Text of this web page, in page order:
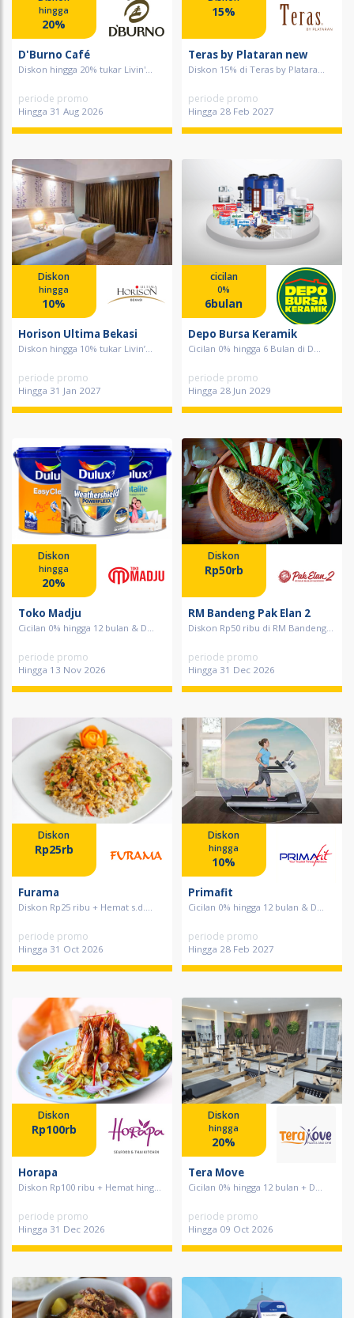
hingga
20%
D'Burno Café
Diskon hingga 20% tukar Livin'...
periode promo
Hingga 31 Aug 2026
15%
Teras by Plataran new
Diskon 15% di Teras by Platara...
periode promo
Hingga 28 Feb 2027
Diskon
hingga
10%
Horison Ultima Bekasi
Diskon hingga 10% tukar Livin’...
periode promo
Hingga 31 Jan 2027
cicilan
0%
6bulan
Depo Bursa Keramik
Cicilan 0% hingga 6 Bulan di D...
periode promo
Hingga 28 Jun 2029
Diskon
hingga
20%
Toko Madju
Cicilan 0% hingga 12 bulan & D...
periode promo
Hingga 13 Nov 2026
Diskon
Rp50rb
RM Bandeng Pak Elan 2
Diskon Rp50 ribu di RM Bandeng...
periode promo
Hingga 31 Dec 2026
Diskon
Rp25rb
Furama
Diskon Rp25 ribu + Hemat s.d....
periode promo
Hingga 31 Oct 2026
Diskon
hingga
10%
Primafit
Cicilan 0% hingga 12 bulan & D...
periode promo
Hingga 28 Feb 2027
Diskon
Rp100rb
Horapa
Diskon Rp100 ribu + Hemat hing...
periode promo
Hingga 31 Dec 2026
Diskon
hingga
20%
Tera Move
Cicilan 0% hingga 12 bulan + D...
periode promo
Hingga 09 Oct 2026